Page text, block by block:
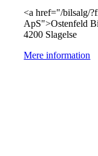
<a href="/bilsalg/
ApS">Ostenfeld
4200 Slagelse
Mere information